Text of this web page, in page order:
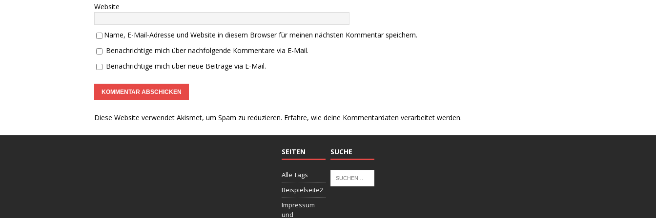
Website
Name, E-Mail-Adresse und Website in diesem Browser für meinen nächsten Kommentar speichern.
Benachrichtige mich über nachfolgende Kommentare via E-Mail.
Benachrichtige mich über neue Beiträge via E-Mail.
Diese Website verwendet Akismet, um Spam zu reduzieren. Erfahre, wie deine Kommentardaten verarbeitet werden.
SEITEN
Alle Tags
Beispielseite2
Impressum
und
SUCHE